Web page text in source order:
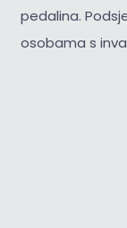
pedalina.
osobama s